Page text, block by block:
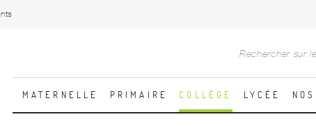
MATERNELLE PRIMAIRE COLLÈGE LYCÉE